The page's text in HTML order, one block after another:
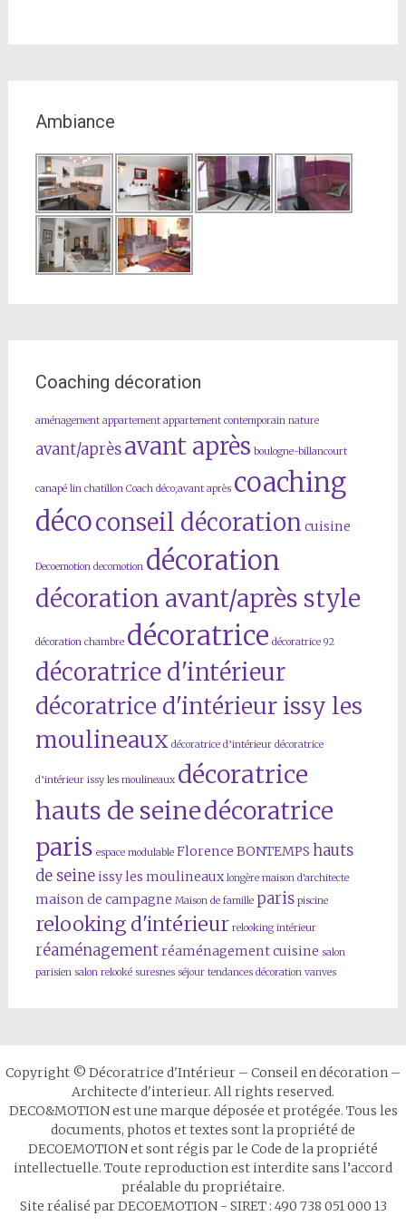
Ambiance
Coaching décoration
aménagement appartement appartement contemporain nature
avant/aprèsavant après boulogne-billancourt
canapé lin chatillon Coach déco;avant après coaching
décoconseil décoration cuisine
Decoemotion decomotion décoration
décoration avant/après style
décoration chambre décoratrice décoratrice 92
décoratrice d'intérieur
décoratrice d'intérieur issy les
moulineaux décoratrice d’intérieur décoratrice
d’intérieur issy les moulineaux décoratrice
hauts de seinedécoratrice
paris espace modulable Florence BONTEMPS hauts
de seine issy les moulineaux longère maison d'architecte
maison de campagne Maison de famille paris piscine
relooking d'intérieur relooking intérieur
réaménagementréaménagement cuisine salon
parisien salon relooké suresnes séjour tendances décoration vanves
Copyright © Décoratrice d'Intérieur – Conseil en décoration –
Architecte d'interieur. All rights reserved.
DECO&MOTION est une marque déposée et protégée. Tous les
documents, photos et textes sont la propriété de
DECOEMOTION et sont régis par le Code de la propriété
intellectuelle. Toute reproduction est interdite sans l’accord
préalable du propriétaire.
Site réalisé par DECOEMOTION - SIRET : 490 738 051 000 13